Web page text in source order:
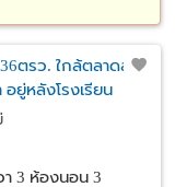
ตรว. ใกล้ตลาดสด
ยู่หลังโรงเรียน
า 3 ห้องนอน 3